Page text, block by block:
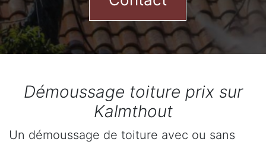
Démoussage toiture prix sur
Kalmthout
Un démoussage de toiture avec ou sans